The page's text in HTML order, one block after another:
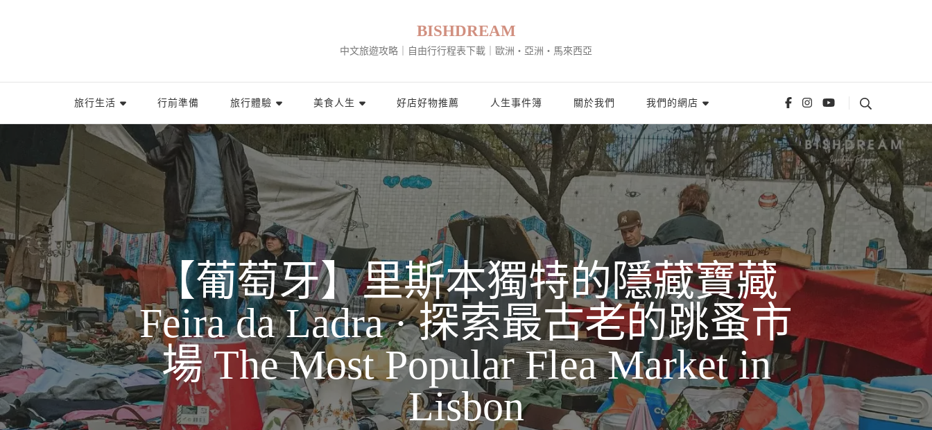
BISHDREAM
中文旅遊攻略｜自由行行程表下載｜歐洲・亞洲・馬來西亞
旅行生活 行前準備 旅行體驗 美食人生 好店好物推薦 人生事件簿 關於我們 我們的網店
【葡萄牙】里斯本獨特的隱藏寶藏
Feira da Ladra · 探索最古老的跳蚤市
場 The Most Popular Flea Market in
Lisbon